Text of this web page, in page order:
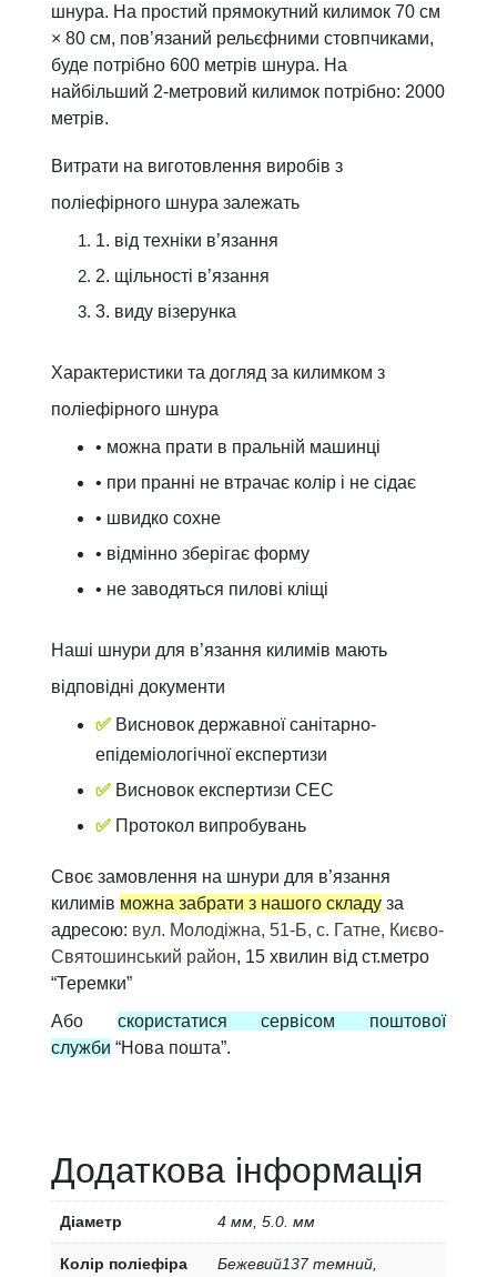
шнура. На простий прямокутний килимок 70 см
× 80 см, пов’язаний рельєфними стовпчиками,
буде потрібно 600 метрів шнура. На
найбільший 2-метровий килимок потрібно: 2000
метрів.
Витрати на виготовлення виробів з
поліефірного шнура залежать
1. від техніки в’язання
2. щільності в’язання
3. виду візерунка
Характеристики та догляд за килимком з
поліефірного шнура
• можна прати в пральній машинці
• при пранні не втрачає колір і не сідає
• швидко сохне
• відмінно зберігає форму
• не заводяться пилові кліщі
Наші шнури для в’язання килимів мають
відповідні документи
✅ Висновок державної санітарно-
епідеміологічної експертизи
✅ Висновок експертизи СЕС
✅ Протокол випробувань
Своє замовлення на шнури для в’язання
килимів можна забрати з нашого складу за
адресою: вул. Молодіжна, 51-Б, с. Гатне, Києво-
Святошинський район, 15 хвилин від ст.метро
“Теремки”
Або скористатися сервісом поштової
служби “Нова пошта”.
Додаткова інформація
Діаметр 4 мм, 5.0. мм
Колір поліефіра
Бежевий137 темний,